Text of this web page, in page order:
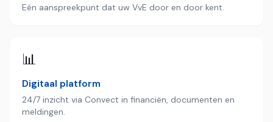
Eén aanspreekpunt dat uw VvE door en door kent.
📊
Digitaal platform
24/7 inzicht via Convect in financiën, documenten en
meldingen.